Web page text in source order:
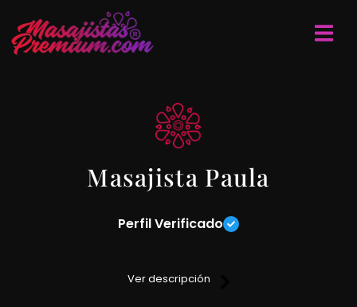
Masajista Paula
Perfil Verificado
sensitivos estás con la masajista ideal para vos. No te
pierdas la oportunidad de conocerme.
Ver descripción